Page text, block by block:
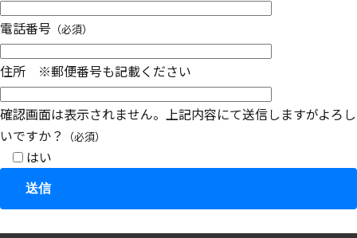
電話番号 （必須）
住所 ※郵便番号も記載ください
確認画面は表示されません。上記内容にて送信しますがよろし
いですか？
（必須）
はい